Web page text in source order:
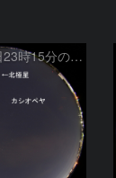
2017年12月9日23時15分の火球